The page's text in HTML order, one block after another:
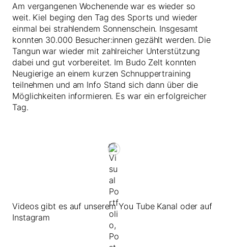
Am vergangenen Wochenende war es wieder so
weit. Kiel beging den Tag des Sports und wieder
einmal bei strahlendem Sonnenschein. Insgesamt
konnten 30.000 Besucher:innen gezählt werden. Die
Tangun war wieder mit zahlreicher Unterstützung
dabei und gut vorbereitet. Im Budo Zelt konnten
Neugierige an einem kurzen Schnuppertraining
teilnehmen und am Info Stand sich dann über die
Möglichkeiten informieren. Es war ein erfolgreicher
Tag.
Videos gibt es auf unserem You Tube Kanal oder auf
Instagram